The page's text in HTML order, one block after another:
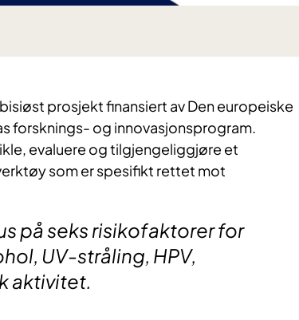
prosjekt finansiert av Den europeiske
forsknings- og innovasjonsprogram.
evaluere og tilgjengeliggjøre et
som er spesifikt rettet mot
på seks risikofaktorer for
UV-stråling, HPV,
aktivitet.